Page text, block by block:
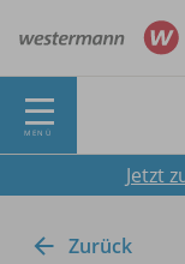
MENÜ
Jetzt
Zurück